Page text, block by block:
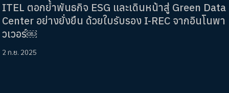
ITEL ตอกย้ำพันธกิจ ESG และเดินหน้าสู่ Green Data
Center อย่างยั่งยืน ด้วยใบรับรอง I-REC จากอินโนพา
วเวอร์￼
2 ก.ย. 2025